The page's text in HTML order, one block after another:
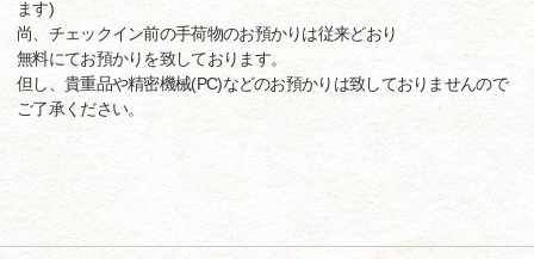
ます)
尚、チェックイン前の手荷物のお預かりは従来どおり
無料にてお預かりを致しております。
但し、貴重品や精密機械(PC)などのお預かりは致しておりませんので
ご了承ください。